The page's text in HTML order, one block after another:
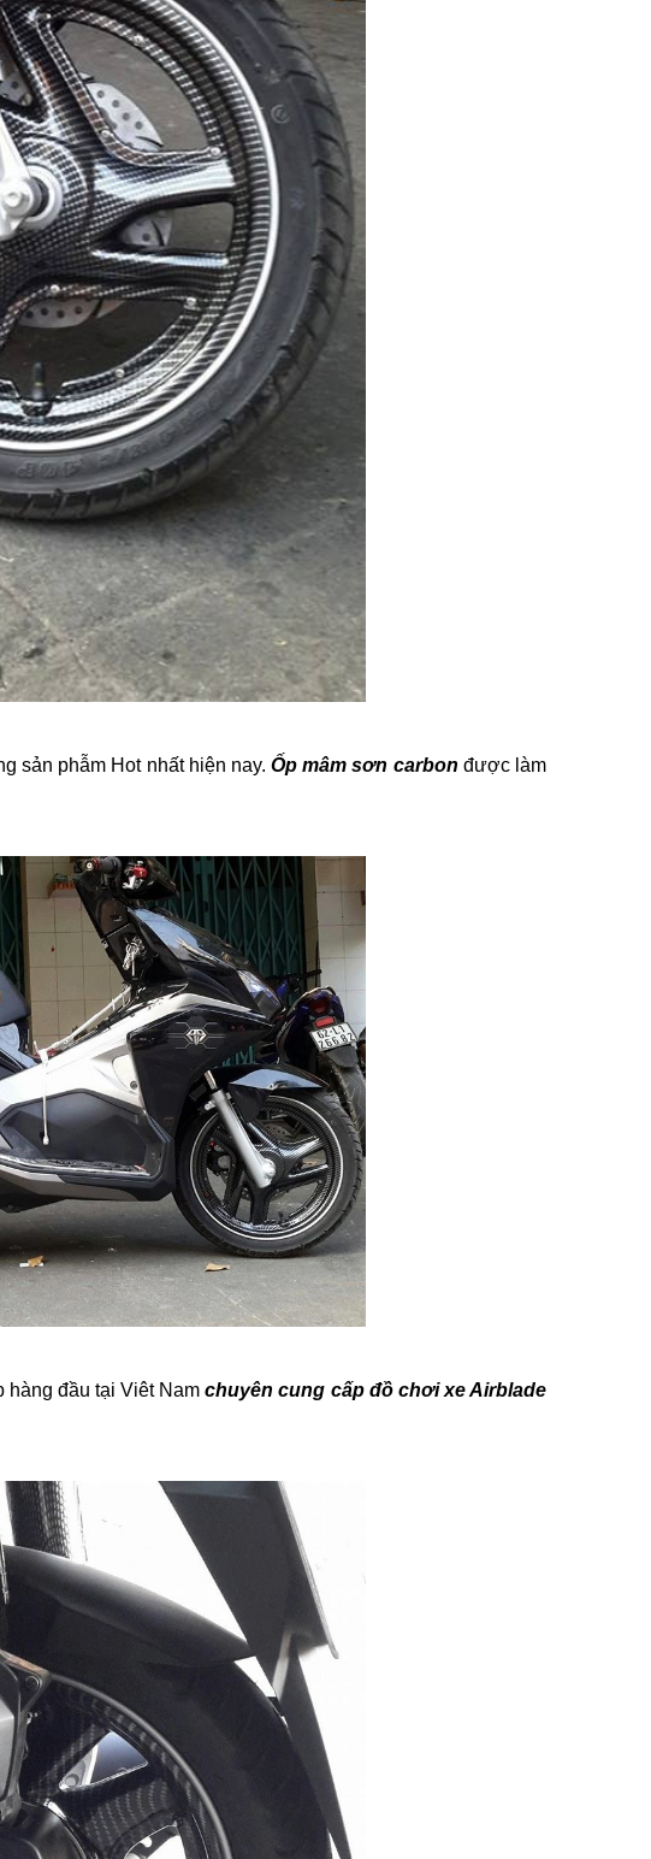
sản phẫm Hot nhất hiện nay.Ốp mâm sơn carbon được làm
hàng đầu tại Viêt Namchuyên cung cấp đồ chơi xe Airblade